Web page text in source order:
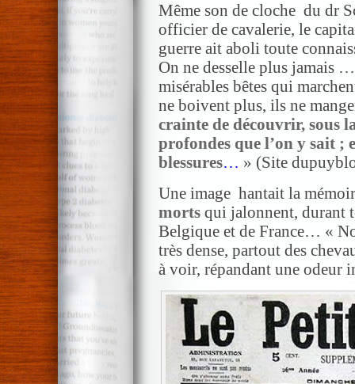
Même son de cloche du dr
officier de cavalerie, le
guerre ait aboli toute
On ne desselle plus jamais
misérables bêtes qui
ne boivent plus, ils ne
crainte de découvrir, sous
profondes que l’on y sait ;
blessures… » (Site
Une image hantait la
morts qui jalonnent, durant
Belgique et de France… «
très dense, partout des
à voir, répandant une